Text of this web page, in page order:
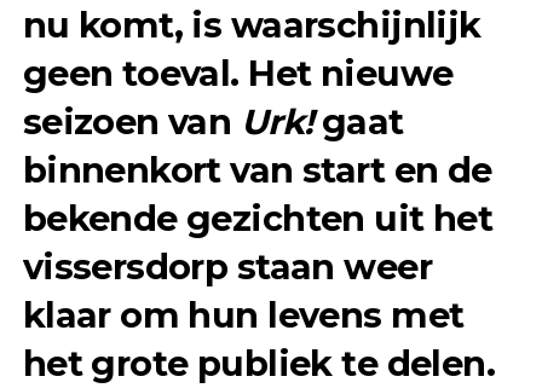
nu komt, is waarschijnlijk
geen toeval. Het nieuwe
seizoen van Urk!gaat
binnenkort van start en de
bekende gezichten uit het
vissersdorp staan weer
klaar om hun levens met
het grote publiek te delen.